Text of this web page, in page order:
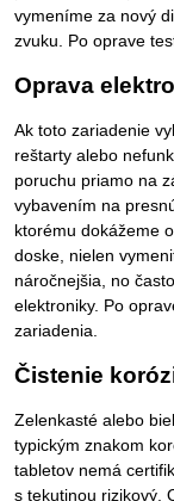
vymeníme za nový
zvuku. Po oprave
Oprava
Ak toto zariadenie
reštarty alebo
poruchu priamo na
vybavením na
ktorému dokážeme
doske, nielen
náročnejšia, no
elektroniky. Po
zariadenia.
Čistenie
Zelenkasté alebo
typickým znakom
tabletov nemá
s tekutinou rizikový.